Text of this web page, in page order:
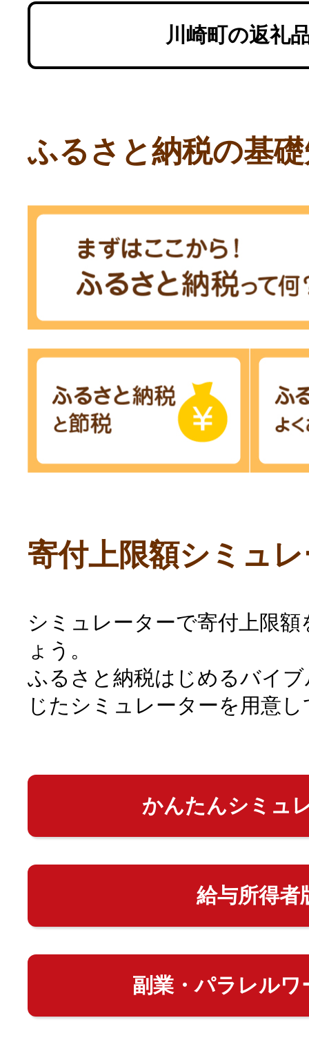
川崎町の返礼
ふるさと納税の基
寄付上限額シミュ
シミュレーターで寄付上限
ょう。
ふるさと納税はじめるバイ
じたシミュレーターを用意
かんたんシミュ
給与所得者
副業・パラレルワ